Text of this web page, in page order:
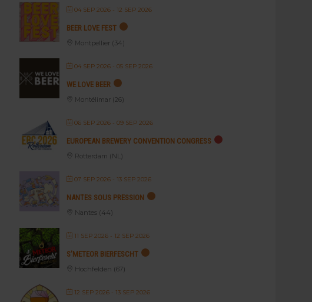
04 SEP 2026 - 12 SEP 2026
BEER LOVE FEST
Montpellier (34)
04 SEP 2026 - 05 SEP 2026
WE LOVE BEER
Montélimar (26)
06 SEP 2026 - 09 SEP 2026
EUROPEAN BREWERY CONVENTION CONGRESS
Rotterdam (NL)
07 SEP 2026 - 13 SEP 2026
NANTES SOUS PRESSION
Nantes (44)
11 SEP 2026 - 12 SEP 2026
S’METEOR BIERFESCHT
Hochfelden (67)
12 SEP 2026 - 13 SEP 2026